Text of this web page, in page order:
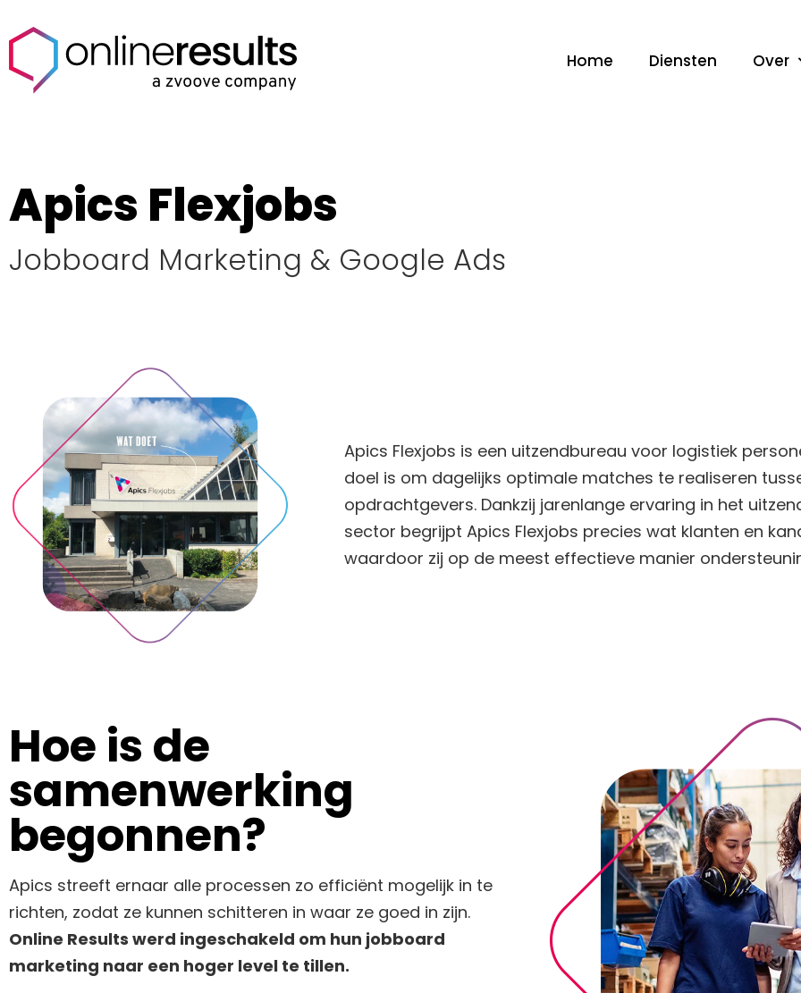
Home Diensten Over
Apics Flexjobs
Jobboard Marketing & Google Ads
Apics Flexjobs is een uitzendbureau voor logistiek
doel is om dagelijks optimale matches te realiseren
opdrachtgevers. Dankzij jarenlange ervaring in het
sector begrijpt Apics Flexjobs precies wat klanten en
waardoor zij op de meest effectieve manier
Hoe is de
samenwerking
begonnen?
Apics streeft ernaar alle processen zo efficiënt mogelijk in te
richten, zodat ze kunnen schitteren in waar ze goed in zijn.
Online Results werd ingeschakeld om hun jobboard
marketing naar een hoger level te tillen.